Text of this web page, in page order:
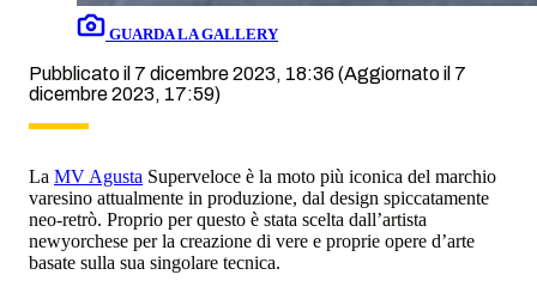
GUARDA LA GALLERY
Pubblicato il 7 dicembre 2023, 18:36 (Aggiornato il 7
dicembre 2023, 17:59)
La MV Agusta Superveloce è la moto più iconica del marchio
varesino attualmente in produzione, dal design spiccatamente
neo-retrò. Proprio per questo è stata scelta dall’artista
newyorchese per la creazione di vere e proprie opere d’arte
basate sulla sua singolare tecnica.